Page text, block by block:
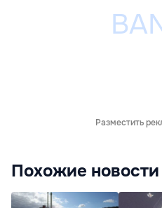
Разместить
Похожие новости